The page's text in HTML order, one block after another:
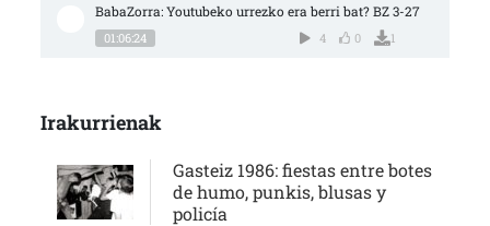
BabaZorra: Youtubeko urrezko era berri bat? BZ 3-27
01:06:24 4 0 1
Irakurrienak
Gasteiz 1986: fiestas entre botes
de humo, punkis, blusas y
policía